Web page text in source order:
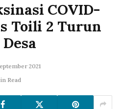
COVID-
Toili 2 Turun
2021
Read